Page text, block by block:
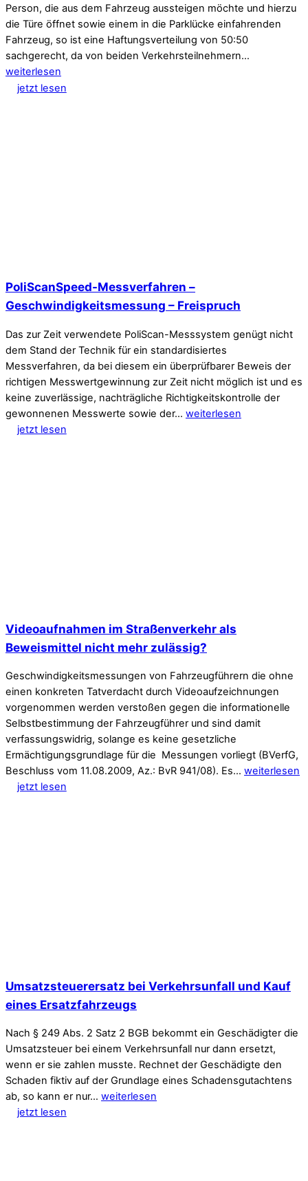
Person, die aus dem Fahrzeug aussteigen möchte und hierzu
die Türe öffnet sowie einem in die Parklücke einfahrenden
Fahrzeug, so ist eine Haftungsverteilung von 50:50
sachgerecht, da von beiden Verkehrsteilnehmern…
weiterlesen
jetzt lesen
PoliScanSpeed-Messverfahren –
Geschwindigkeitsmessung – Freispruch
Das zur Zeit verwendete PoliScan-Messsystem genügt nicht
dem Stand der Technik für ein standardisiertes
Messverfahren, da bei diesem ein überprüfbarer Beweis der
richtigen Messwertgewinnung zur Zeit nicht möglich ist und es
keine zuverlässige, nachträgliche Richtigkeitskontrolle der
gewonnenen Messwerte sowie der… weiterlesen
jetzt lesen
Videoaufnahmen im Straßenverkehr als
Beweismittel nicht mehr zulässig?
Geschwindigkeitsmessungen von Fahrzeugführern die ohne
einen konkreten Tatverdacht durch Videoaufzeichnungen
vorgenommen werden verstoßen gegen die informationelle
Selbstbestimmung der Fahrzeugführer und sind damit
verfassungswidrig, solange es keine gesetzliche
Ermächtigungsgrundlage für die Messungen vorliegt (BVerfG,
Beschluss vom 11.08.2009, Az.: BvR 941/08). Es… weiterlesen
jetzt lesen
Umsatzsteuerersatz bei Verkehrsunfall und Kauf
eines Ersatzfahrzeugs
Nach § 249 Abs. 2 Satz 2 BGB bekommt ein Geschädigter die
Umsatzsteuer bei einem Verkehrsunfall nur dann ersetzt,
wenn er sie zahlen musste. Rechnet der Geschädigte den
Schaden fiktiv auf der Grundlage eines Schadensgutachtens
ab, so kann er nur… weiterlesen
jetzt lesen